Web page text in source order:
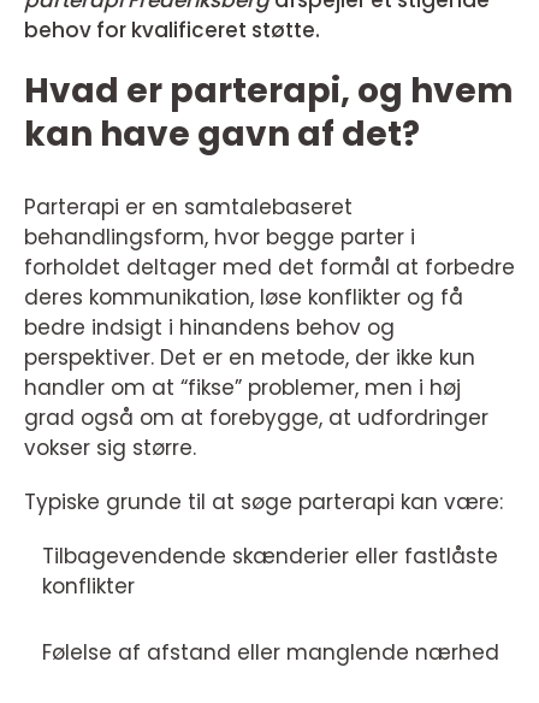
behov for kvalificeret støtte.
Hvad er parterapi, og hvem
kan have gavn af det?
Parterapi er en samtalebaseret
behandlingsform, hvor begge parter i
forholdet deltager med det formål at forbedre
deres kommunikation, løse konflikter og få
bedre indsigt i hinandens behov og
perspektiver. Det er en metode, der ikke kun
handler om at “fikse” problemer, men i høj
grad også om at forebygge, at udfordringer
vokser sig større.
Typiske grunde til at søge parterapi kan være:
Tilbagevendende skænderier eller fastlåste
konflikter
Følelse af afstand eller manglende nærhed